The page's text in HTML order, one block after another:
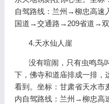
自驾路线：兰州→柳忠高
国道→交通路→209省道→
4.天水仙人崖
没有喧闹，只有虫鸣鸟
下，佛寺和道庙排成一排，
看到。坐标：甘肃省天水市
内自驾路线：兰州→柳忠